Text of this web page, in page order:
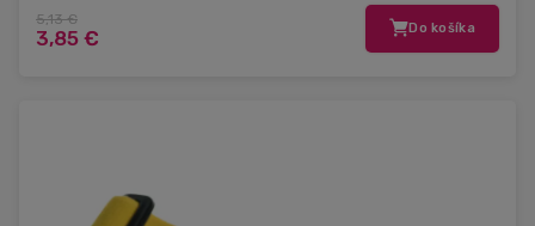
5,13 €
3,85 € Do košíka